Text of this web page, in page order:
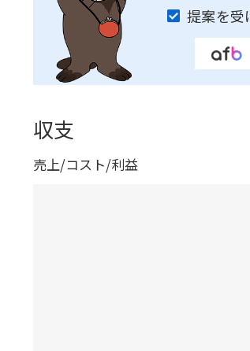
提案を受
収支
売上/コスト/利益